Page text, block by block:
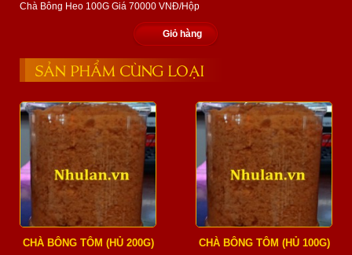
Chà Bông Heo 100G Giá 70000 VNĐ/Hộp
Giỏ hàng
SẢN PHẨM CÙNG LOẠI
CHÀ BÔNG TÔM (HỦ 200G) CHÀ BÔNG TÔM (HỦ 100G)